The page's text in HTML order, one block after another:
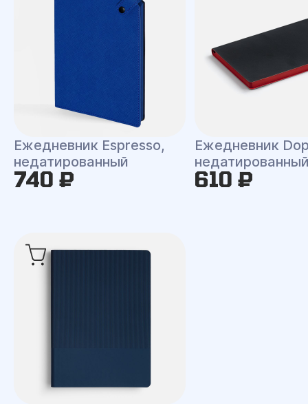
Ежедневник Espresso,
недатированный
740 ₽
Ежедневник
610 ₽